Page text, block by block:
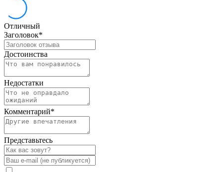
Отличный
Заголовок*
Достоинства
Недостатки
Комментарий*
Представьтесь